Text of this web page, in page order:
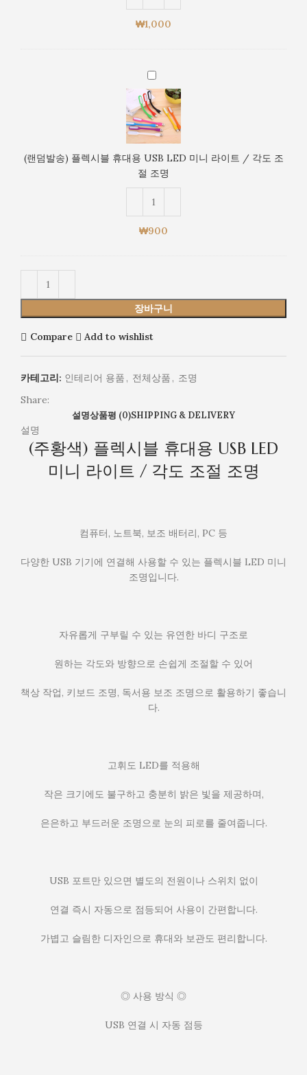
명
USB
LED
라
이
트
/
각
도
조
절
조
명
₩1,000
(랜
덤
발
송)
플
시
블
용
라
이
트
도
조
(랜덤발송) 플렉시블 휴대용 USB LED 미니 라이트 / 각도 조
절 조명
₩900
장바구니
Compare Add to wishlist
카테고리: 인테리어 용품, 전체상품, 조명
Share:
설명상품평 (0)SHIPPING & DELIVERY
설명
(주황색) 플렉시블 휴대용 USB LED
미니 라이트 / 각도 조절 조명
컴퓨터, 노트북, 보조 배터리, PC 등
다양한 USB 기기에 연결해 사용할 수 있는 플렉시블 LED 미니
조명입니다.
자유롭게 구부릴 수 있는 유연한 바디 구조로
원하는 각도와 방향으로 손쉽게 조절할 수 있어
책상 작업, 키보드 조명, 독서용 보조 조명으로 활용하기 좋습니
다.
고휘도 LED를 적용해
작은 크기에도 불구하고 충분히 밝은 빛을 제공하며,
은은하고 부드러운 조명으로 눈의 피로를 줄여줍니다.
USB 포트만 있으면 별도의 전원이나 스위치 없이
연결 즉시 자동으로 점등되어 사용이 간편합니다.
가볍고 슬림한 디자인으로 휴대와 보관도 편리합니다.
◎ 사용 방식 ◎
USB 연결 시 자동 점등